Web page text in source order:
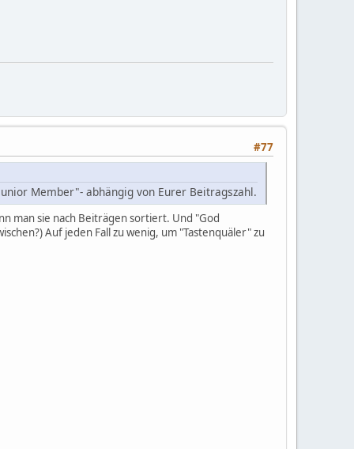
#77
Member"- abhängig von Eurer Beitragszahl.
man sie nach Beiträgen sortiert. Und "God
Auf jeden Fall zu wenig, um "Tastenquäler" zu